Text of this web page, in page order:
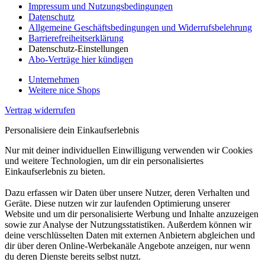
Impressum und Nutzungsbedingungen
Datenschutz
Allgemeine Geschäftsbedingungen und Widerrufsbelehrung
Barrierefreiheitserklärung
Datenschutz-Einstellungen
Abo-Verträge hier kündigen
Unternehmen
Weitere nice Shops
Vertrag widerrufen
Personalisiere dein Einkaufserlebnis
Nur mit deiner individuellen Einwilligung verwenden wir Cookies
und weitere Technologien, um dir ein personalisiertes
Einkaufserlebnis zu bieten.
Dazu erfassen wir Daten über unsere Nutzer, deren Verhalten und
Geräte. Diese nutzen wir zur laufenden Optimierung unserer
Website und um dir personalisierte Werbung und Inhalte anzuzeigen
sowie zur Analyse der Nutzungsstatistiken. Außerdem können wir
deine verschlüsselten Daten mit externen Anbietern abgleichen und
dir über deren Online-Werbekanäle Angebote anzeigen, nur wenn
du deren Dienste bereits selbst nutzt.